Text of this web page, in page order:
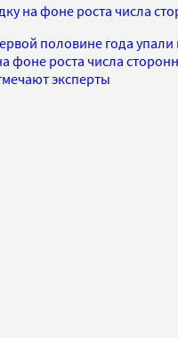
на фоне роста числа
половине года упали
фоне роста числа
эксперты